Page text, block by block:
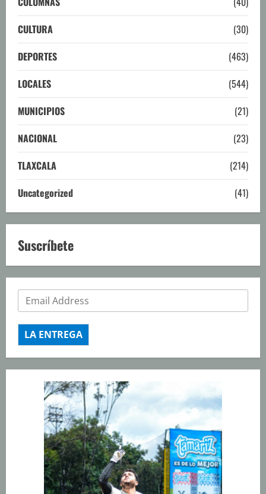
CULTURA
(30)
DEPORTES
(463)
LOCALES
(544)
MUNICIPIOS
(21)
NACIONAL
(23)
TLAXCALA
(214)
Uncategorized
(41)
Suscríbete
LA ENTREGA